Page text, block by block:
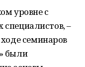
уровне с
специалистов,–
ходе семинаров
» были